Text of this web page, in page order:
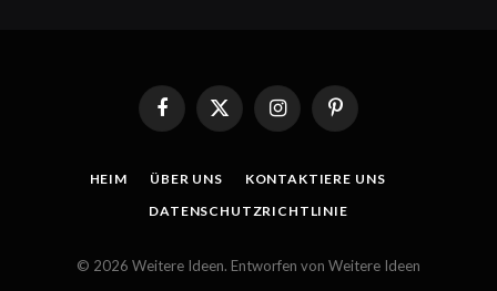
FacebookX
InstagramPinterest
HEIM ÜBER UNS
KONTAKTIERE UNS
DATENSCHUTZRICHTLINIE
© 2026 Weitere Ideen. Entworfen von Weitere Ideen